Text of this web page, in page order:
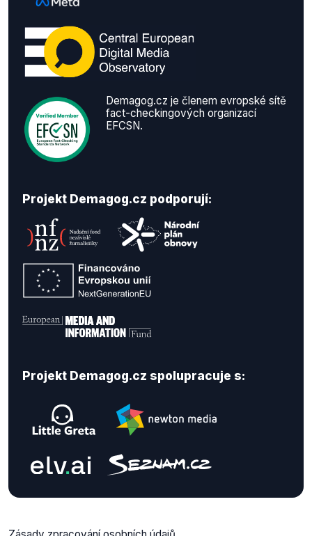
Demagog.cz je členem evropské sítě
fact-checkingových organizací
EFCSN.
Projekt Demagog.cz podporují:
Projekt Demagog.cz spolupracuje s: